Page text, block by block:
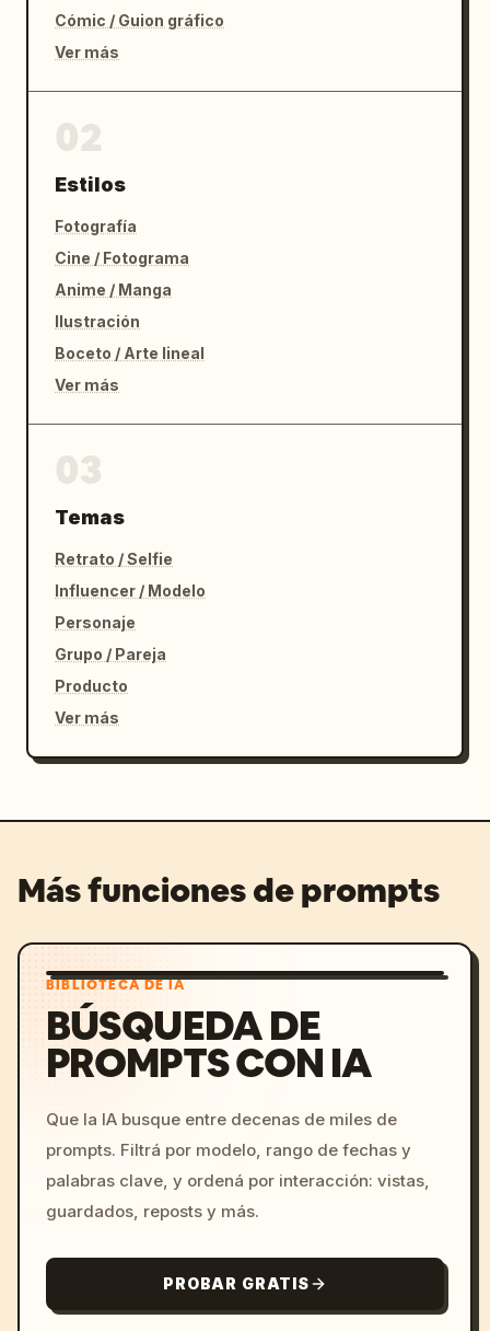
Cómic / Guion gráfico
Ver más
Estilos
Fotografía
Cine / Fotograma
Anime / Manga
Ilustración
Boceto / Arte lineal
Ver más
Temas
Retrato / Selfie
Influencer / Modelo
Personaje
Grupo / Pareja
Producto
Ver más
Más funciones de prompts
BIBLIOTECA DE IA
BÚSQUEDA DE
PROMPTS CON IA
Que la IA busque entre decenas de miles de
prompts. Filtrá por modelo, rango de fechas y
palabras clave, y ordená por interacción: vistas,
guardados, reposts y más.
PROBAR GRATIS